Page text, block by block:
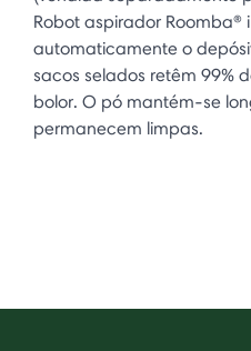
Robot aspirador Roomba®
automaticamente o
sacos selados retêm 99%
bolor. O pó mantém-se
permanecem limpas.